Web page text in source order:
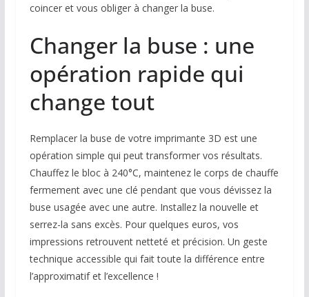
coincer et vous obliger à changer la buse.
Changer la buse : une
opération rapide qui
change tout
Remplacer la buse de votre imprimante 3D est une
opération simple qui peut transformer vos résultats.
Chauffez le bloc à 240°C, maintenez le corps de chauffe
fermement avec une clé pendant que vous dévissez la
buse usagée avec une autre. Installez la nouvelle et
serrez-la sans excès. Pour quelques euros, vos
impressions retrouvent netteté et précision. Un geste
technique accessible qui fait toute la différence entre
l’approximatif et l’excellence !